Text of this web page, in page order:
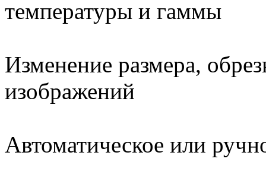
температуры и гаммы
Изменение размера,
изображений
Автоматическое или